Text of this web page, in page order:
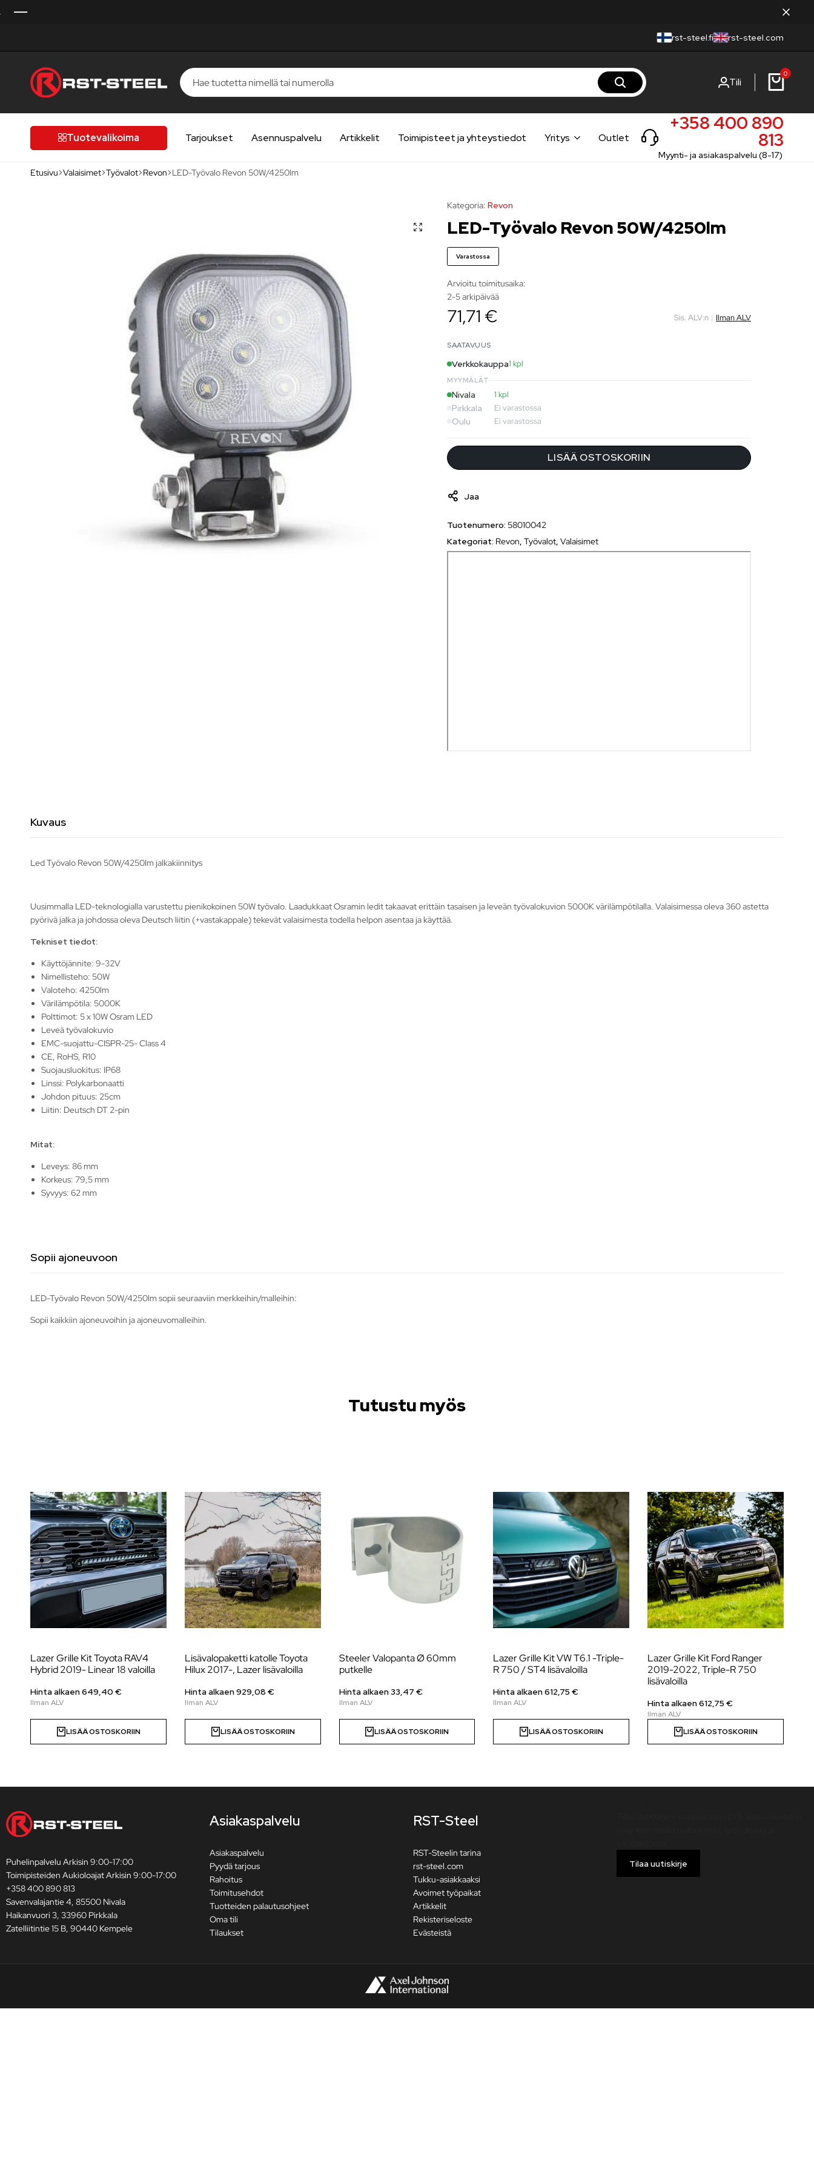
rst-steel.fi rst-steel.com
laatutietoiselle
autoilijalle
Tili
0
Tuotevalikoima Tarjoukset Asennuspalvelu Artikkelit Toimipisteet ja yhteystiedot Yritys Outlet
+358 400 890
813
Myynti- ja asiakaspalvelu (8-17)
Etusivu Valaisimet Työvalot Revon LED-Työvalo Revon 50W/4250lm
Kategoria: Revon
LED-Työvalo Revon 50W/4250lm
Varastossa
Arvioitu toimitusaika:
2-5 arkipäivää
71,71 € Sis. ALV:n | Ilman ALV
SAATAVUUS
Verkkokauppa1 kpl
MYYMÄLÄT
Nivala 1 kpl
Pirkkala Ei varastossa
Oulu Ei varastossa
LISÄÄ OSTOSKORIIN
Jaa
Tuotenumero: 58010042
Kategoriat: Revon ,Työvalot ,Valaisimet
Kuvaus
Led Työvalo Revon 50W/4250lm jalkakiinnitys
Uusimmalla LED-teknologialla varustettu pienikokoinen 50W työvalo. Laadukkaat Osramin ledit takaavat erittäin tasaisen ja leveän työvalokuvion 5000K värilämpötilalla. Valaisimessa oleva 360 astetta
pyörivä jalka ja johdossa oleva Deutsch liitin (+vastakappale) tekevät valaisimesta todella helpon asentaa ja käyttää.
Tekniset tiedot:
Käyttöjännite: 9-32V
Nimellisteho: 50W
Valoteho: 4250lm
Värilämpötila: 5000K
Polttimot: 5 x 10W Osram LED
Leveä työvalokuvio
EMC-suojattu-CISPR-25- Class 4
CE, RoHS, R10
Suojausluokitus: IP68
Linssi: Polykarbonaatti
Johdon pituus: 25cm
Liitin: Deutsch DT 2-pin
Mitat:
Leveys: 86 mm
Korkeus: 79,5 mm
Syvyys: 62 mm
Sopii ajoneuvoon
LED-Työvalo Revon 50W/4250lm sopii seuraaviin merkkeihin/malleihin:
Sopii kaikkiin ajoneuvoihin ja ajoneuvomalleihin.
Tutustu myös
Lazer Grille Kit Toyota RAV4
Hybrid 2019- Linear 18 valoilla
Hinta alkaen649,40 €
LISÄÄ OSTOSKORIIN
Lisävalopaketti katolle Toyota
Hilux 2017-, Lazer lisävaloilla
Hinta alkaen929,08 €
LISÄÄ OSTOSKORIIN
Steeler Valopanta Ø 60mm
putkelle
Hinta alkaen 33,47 €
LISÄÄ OSTOSKORIIN
Lazer Grille Kit VW T6.1 -Triple-
R 750 / ST4 lisävaloilla
Hinta alkaen612,75€
LISÄÄ OSTOSKORIIN
Lazer Grille Kit Ford Ranger
2019-2022, Triple-R 750
lisävaloilla
Hinta alkaen612,75€
LISÄÄ OSTOSKORIIN
Puhelinpalvelu Arkisin 9:00-17:00
Toimipisteiden Aukioloajat Arkisin 9:00-17:00
+358 400 890 813
Savenvalajantie 4, 85500 Nivala
Haikanvuori 3, 33960 Pirkkala
Zatelliitintie 15 B, 90440 Kempele
Asiakaspalvelu
Asiakaspalvelu
Pyydä tarjous
Rahoitus
Toimitusehdot
Tuotteiden palautusohjeet
Oma tili
Tilaukset
RST-Steel
RST-Steelin tarina
rst-steel.com
Tukku-asiakkaaksi
Avoimet työpaikat
Artikkelit
Rekisteriseloste
Evästeistä
Tilaa uutiskirje